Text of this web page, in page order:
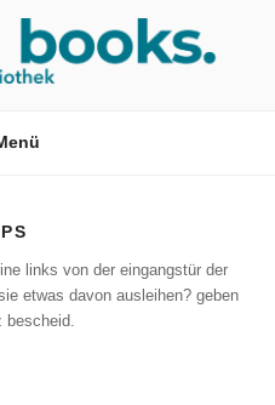
links von der eingangstür der
etwas davon ausleihen? geben